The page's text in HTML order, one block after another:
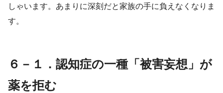
しゃいます。あまりに深刻だと家族の手に負えなくなりま
す。
６－１．認知症の一種「被害妄想」が
薬を拒む